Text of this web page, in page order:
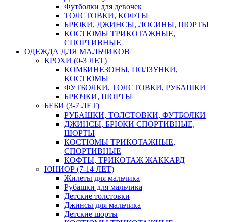
Футболки для девочек
ТОЛСТОВКИ, КОФТЫ
БРЮКИ, ДЖИНСЫ, ЛОСИНЫ, ШОРТЫ
КОСТЮМЫ ТРИКОТАЖНЫЕ,
СПОРТИВНЫЕ
ОДЕЖДА ДЛЯ МАЛЬЧИКОВ
КРОХИ (0-3 ЛЕТ)
КОМБИНЕЗОНЫ, ПОЛЗУНКИ,
КОСТЮМЫ
ФУТБОЛКИ, ТОЛСТОВКИ, РУБАШКИ
БРЮЧКИ, ШОРТЫ
БЕБИ (3-7 ЛЕТ)
РУБАШКИ, ТОЛСТОВКИ, ФУТБОЛКИ
ДЖИНСЫ, БРЮКИ СПОРТИВНЫЕ,
ШОРТЫ
КОСТЮМЫ ТРИКОТАЖНЫЕ,
СПОРТИВНЫЕ
КОФТЫ, ТРИКОТАЖ ЖАККАРД
ЮНИОР (7-14 ЛЕТ)
Жилеты для мальчика
Рубашки для мальчика
Детские толстовки
Джинсы для мальчика
Детские шорты